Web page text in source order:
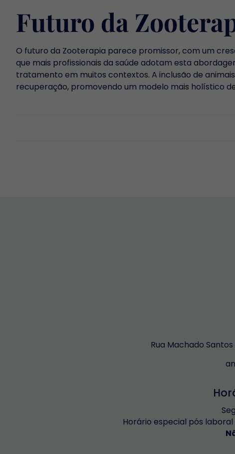
Futuro da
O futuro da Zooterapia parece promissor, com um
que mais profissionais da saúde adotam esta
tratamento em muitos contextos. A inclusão de
recuperação, promovendo um modelo mais holístico
Rua Machado
Horário especial pós